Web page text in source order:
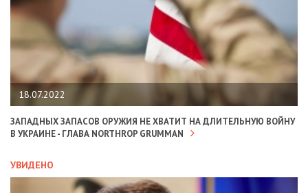
18.07.2022
ЗАПАДНЫХ ЗАПАСОВ ОРУЖИЯ НЕ ХВАТИТ НА ДЛИТЕЛЬНУЮ ВОЙНУ
В УКРАИНЕ - ГЛАВА NORTHROP GRUMMAN
УВИДЕНО